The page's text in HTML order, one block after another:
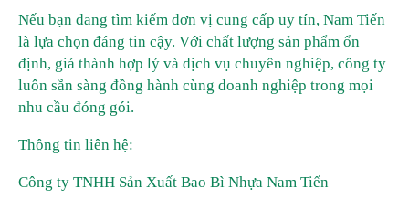
Nếu bạn đang tìm kiếm đơn vị cung cấp uy tín, Nam Tiến
là lựa chọn đáng tin cậy. Với chất lượng sản phẩm ổn
định, giá thành hợp lý và dịch vụ chuyên nghiệp, công ty
luôn sẵn sàng đồng hành cùng doanh nghiệp trong mọi
nhu cầu đóng gói.
Thông tin liên hệ:
Công ty TNHH Sản Xuất Bao Bì Nhựa Nam Tiến